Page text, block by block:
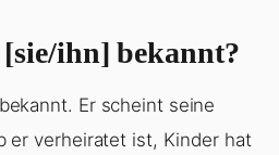
ihn] bekannt?
Er scheint seine
er verheiratet ist, Kinder hat